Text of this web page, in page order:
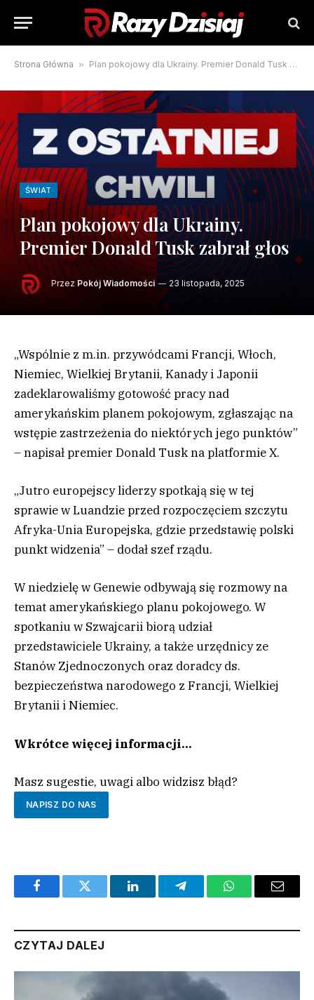
Strona Główna » Plan pokojowy dla Ukrainy. Premier Donald Tusk zabrał głos
ŚWIAT
Plan pokojowy dla Ukrainy.
Premier Donald Tusk zabrał głos
Przez Pokój Wiadomości 23 listopada, 2025
„Wspólnie z m.in. przywódcami Francji, Włoch,
Niemiec, Wielkiej Brytanii, Kanady i Japonii
zadeklarowaliśmy gotowość pracy nad
amerykańskim planem pokojowym, zgłaszając na
wstępie zastrzeżenia do niektórych jego punktów”
– napisał premier Donald Tusk na platformie X.
„Jutro europejscy liderzy spotkają się w tej
sprawie w Luandzie przed rozpoczęciem szczytu
Afryka-Unia Europejska, gdzie przedstawię polski
punkt widzenia” – dodał szef rządu.
W niedzielę w Genewie odbywają się rozmowy na
temat amerykańskiego planu pokojowego. W
spotkaniu w Szwajcarii biorą udział
przedstawiciele Ukrainy, a także urzędnicy ze
Stanów Zjednoczonych oraz doradcy ds.
bezpieczeństwa narodowego z Francji, Wielkiej
Brytanii i Niemiec.
Wkrótce więcej informacji…
Masz sugestie, uwagi albo widzisz błąd?
NAPISZ DO NAS
FacebookTwitter LinkedInTelegramWhatsAppEmail
CZYTAJ DALEJ